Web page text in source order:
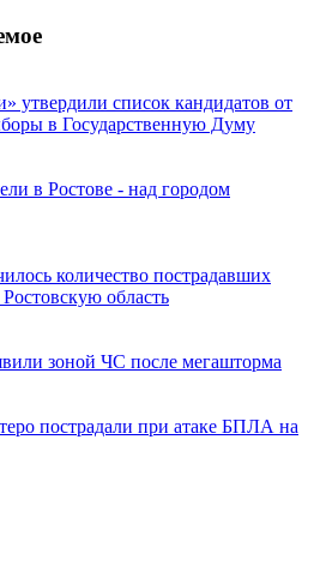
утвердили список кандидатов от
в Государственную Думу
в Ростове - над городом
количество пострадавших
область
зоной ЧС после мегашторма
пострадали при атаке БПЛА на